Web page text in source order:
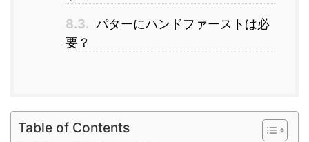
8.3. パターにハンドファーストは必
要？
Table of Contents